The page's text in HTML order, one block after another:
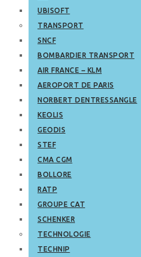
UBISOFT
TRANSPORT
SNCF
BOMBARDIER TRANSPORT
AIR FRANCE – KLM
AEROPORT DE PARIS
NORBERT DENTRESSANGLE
KEOLIS
GEODIS
STEF
CMA CGM
BOLLORE
RATP
GROUPE CAT
SCHENKER
TECHNOLOGIE
TECHNIP